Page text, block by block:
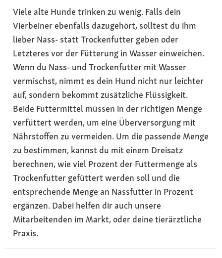
Viele alte Hunde trinken zu wenig. Falls dein
Vierbeiner ebenfalls dazugehört, solltest du ihm
lieber Nass- statt Trockenfutter geben oder
Letzteres vor der Fütterung in Wasser einweichen.
Wenn du Nass- und Trockenfutter mit Wasser
vermischst, nimmt es dein Hund nicht nur leichter
auf, sondern bekommt zusätzliche Flüssigkeit.
Beide Futtermittel müssen in der richtigen Menge
verfüttert werden, um eine Überversorgung mit
Nährstoffen zu vermeiden. Um die passende Menge
zu bestimmen, kannst du mit einem Dreisatz
berechnen, wie viel Prozent der Futtermenge als
Trockenfutter gefüttert werden soll und die
entsprechende Menge an Nassfutter in Prozent
ergänzen. Dabei helfen dir auch unsere
Mitarbeitenden im Markt, oder deine tierärztliche
Praxis.